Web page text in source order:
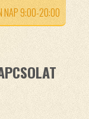
NAP 9:00-20:00